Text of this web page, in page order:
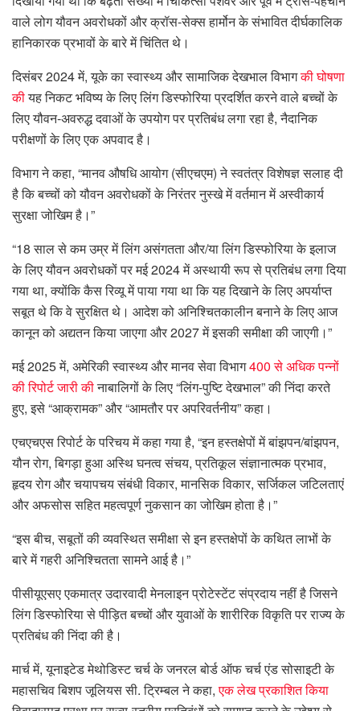
वाले लोग यौवन अवरोधकों और क्रॉस-सेक्स हार्मोन के संभावित दीर्घकालिक
हानिकारक प्रभावों के बारे में चिंतित थे।
दिसंबर 2024 में, यूके का स्वास्थ्य और सामाजिक देखभाल विभागकी घोषणा
कीयह निकट भविष्य के लिए लिंग डिस्फोरिया प्रदर्शित करने वाले बच्चों के
लिए यौवन-अवरुद्ध दवाओं के उपयोग पर प्रतिबंध लगा रहा है, नैदानिक ​​​​
परीक्षणों के लिए एक अपवाद है।
विभाग ने कहा, “मानव औषधि आयोग (सीएचएम) ने स्वतंत्र विशेषज्ञ सलाह दी
है कि बच्चों को यौवन अवरोधकों के निरंतर नुस्खे में वर्तमान में अस्वीकार्य
सुरक्षा जोखिम है।”
“18 साल से कम उम्र में लिंग असंगतता और/या लिंग डिस्फोरिया के इलाज
के लिए यौवन अवरोधकों पर मई 2024 में अस्थायी रूप से प्रतिबंध लगा दिया
गया था, क्योंकि कैस रिव्यू में पाया गया था कि यह दिखाने के लिए अपर्याप्त
सबूत थे कि वे सुरक्षित थे। आदेश को अनिश्चितकालीन बनाने के लिए आज
कानून को अद्यतन किया जाएगा और 2027 में इसकी समीक्षा की जाएगी।”
मई 2025 में, अमेरिकी स्वास्थ्य और मानव सेवा विभाग400 से अधिक पन्नों
की रिपोर्ट जारी कीनाबालिगों के लिए “लिंग-पुष्टि देखभाल” की निंदा करते
हुए, इसे “आक्रामक” और “आमतौर पर अपरिवर्तनीय” कहा।
एचएचएस रिपोर्ट के परिचय में कहा गया है, “इन हस्तक्षेपों में बांझपन/बांझपन,
यौन रोग, बिगड़ा हुआ अस्थि घनत्व संचय, प्रतिकूल संज्ञानात्मक प्रभाव,
हृदय रोग और चयापचय संबंधी विकार, मानसिक विकार, सर्जिकल जटिलताएं
और अफसोस सहित महत्वपूर्ण नुकसान का जोखिम होता है।”
“इस बीच, सबूतों की व्यवस्थित समीक्षा से इन हस्तक्षेपों के कथित लाभों के
बारे में गहरी अनिश्चितता सामने आई है।”
पीसीयूएसए एकमात्र उदारवादी मेनलाइन प्रोटेस्टेंट संप्रदाय नहीं है जिसने
लिंग डिस्फोरिया से पीड़ित बच्चों और युवाओं के शारीरिक विकृति पर राज्य के
प्रतिबंध की निंदा की है।
मार्च में, यूनाइटेड मेथोडिस्ट चर्च के जनरल बोर्ड ऑफ चर्च एंड सोसाइटी के
महासचिव बिशप जूलियस सी. ट्रिम्बल ने कहा,एक लेख प्रकाशित किया